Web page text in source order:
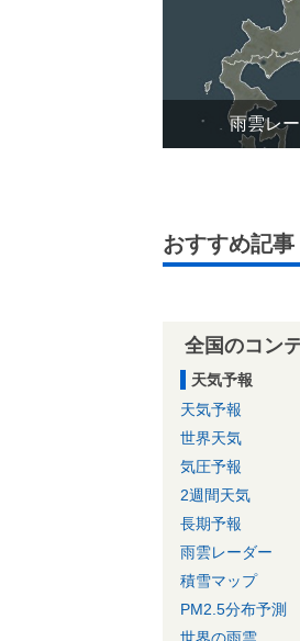
雨雲レ
おすすめ記事
全国のコン
天気予報
天気予報
世界天気
気圧予報
2週間天気
長期予報
雨雲レーダー
積雪マップ
PM2.5分布予測